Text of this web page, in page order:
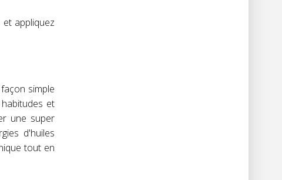
appliquez
simple
et
une super
d'huiles
tout en